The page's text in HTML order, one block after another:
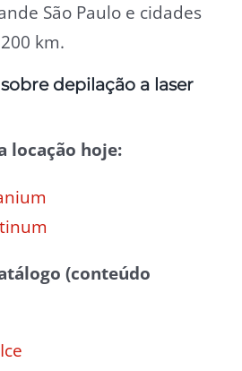
São Paulo e cidades
km.
depilação a laser
locação hoje:
(conteúdo